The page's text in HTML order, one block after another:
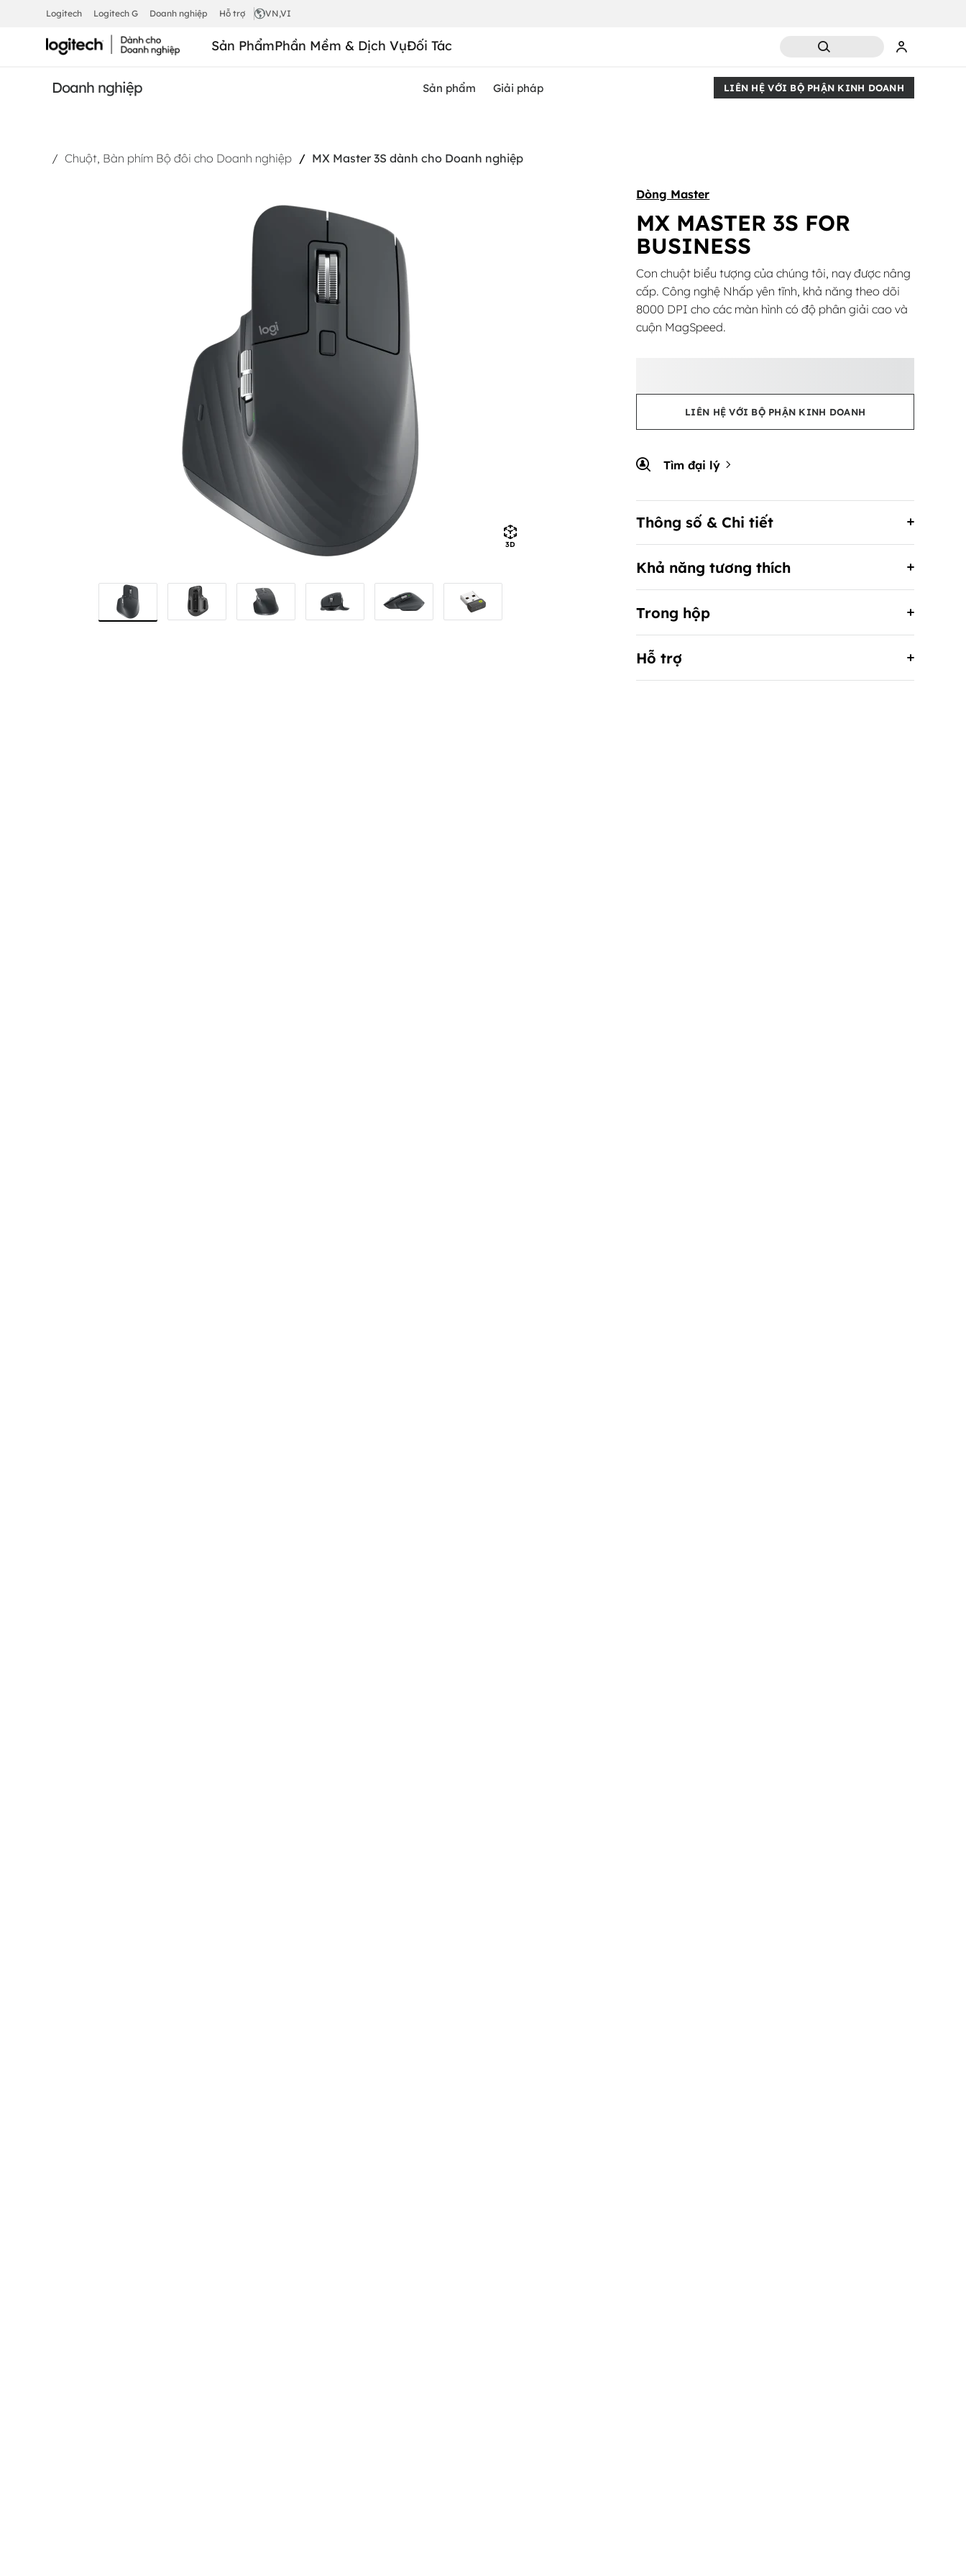
MX
MASTER
3S
NGHIỆP
Logitech Logitech G Doanh nghiệp Hỗ trợ VN,VI
Sản PhẩmPhần Mềm & Dịch VụĐối Tác
Doanh nghiệp Sản phẩm Giải pháp LIÊN HỆ VỚI BỘ PHẬN KINH DOANH
Chuột, Bàn phím Bộ đôi cho Doanh nghiệp MX Master 3S dành cho Doanh nghiệp
3D
Dòng Master
MX MASTER 3S FOR
BUSINESS
Con chuột biểu tượng của chúng tôi, nay được nâng
cấp. Công nghệ Nhấp yên tĩnh, khả năng theo dõi
8000 DPI cho các màn hình có độ phân giải cao và
cuộn MagSpeed.
LIÊN HỆ VỚI BỘ PHẬN KINH DOANH
Tìm đại lý
Thông số & Chi tiết
Khả năng tương thích
Trong hộp
Hỗ trợ